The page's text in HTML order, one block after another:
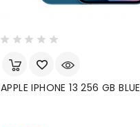
APPLE IPHONE 13 256 GB BLUE